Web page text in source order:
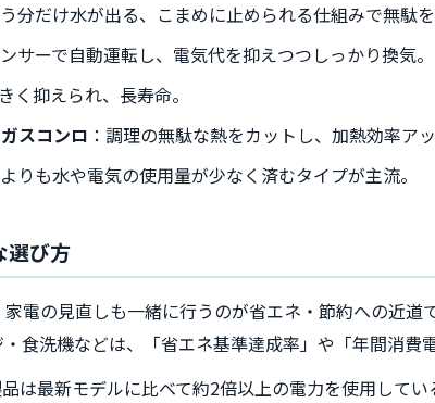
う分だけ水が出る、こまめに止められる仕組みで無駄を
ンサーで自動運転し、電気代を抑えつつしっかり換気。
く抑えられ、長寿命。
スコンロ ：調理の無駄な熱をカットし、加熱効率アッ
りも水や電気の使用量が少なく済むタイプが主流。
選び方
電の見直しも一緒に行うのが省エネ・節約への近道で
食洗機などは、「省エネ基準達成率」や「年間消費
は最新モデルに比べて約2倍以上の電力を使用して